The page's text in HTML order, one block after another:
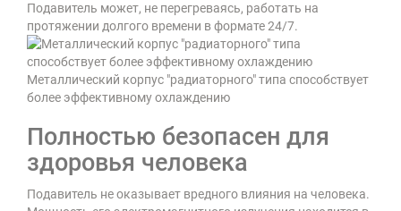
Подавитель может, не перегреваясь, работать на
протяжении долгого времени в формате 24/7.
Металлический корпус "радиаторного" типа способствует
более эффективному охлаждению
Полностью безопасен для
здоровья человека
Подавитель не оказывает вредного влияния на человека.